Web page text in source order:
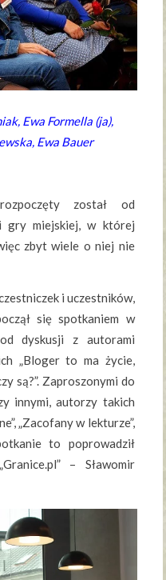
Ewa Formella (ja),
Ewa Bauer
został od
gry miejskiej, w której
zbyt wiele o niej nie
i uczestników,
się spotkaniem w
dyskusji z autorami
„Bloger to ma życie,
są?”. Zaproszonymi do
innymi, autorzy takich
„Zacofany w lekturze”,
to poprowadził
– Sławomir